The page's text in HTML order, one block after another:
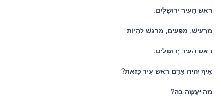
רֹאש הָעִיר יְרוּשָׁלַיִם.
מַרְעִישׁ, מַפְעִים, מְרַגֵּשׁ לִהְיוֹת
רֹאש הָעִיר יְרוּשָׁלַיִם.
אֵיךְ יִהְיֶה אָדָם רֹאשׁ עִיר כָּזֹאת?
מַה יַּעֲשֶׂה בָּהּ?